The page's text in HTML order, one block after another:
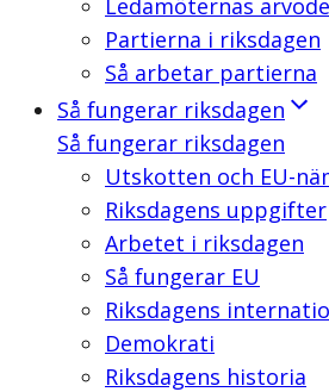
Ledamöternas
Partierna i riksdagen
Så arbetar partierna
Så fungerar riksdagen
Så fungerar riksdagen
Utskotten och EU-
Riksdagens uppgifter
Arbetet i riksdagen
Så fungerar EU
Riksdagens
Demokrati
Riksdagens historia